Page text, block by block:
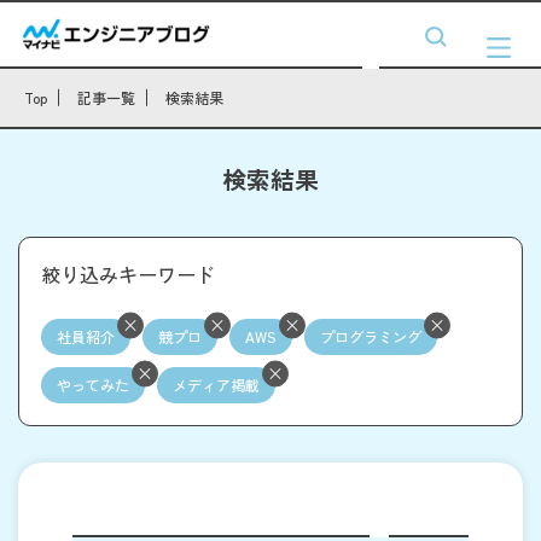
Top 記事一覧 検索結果
検索結果
絞り込みキーワード
社員紹介 競プロ AWS プログラミング
やってみた メディア掲載